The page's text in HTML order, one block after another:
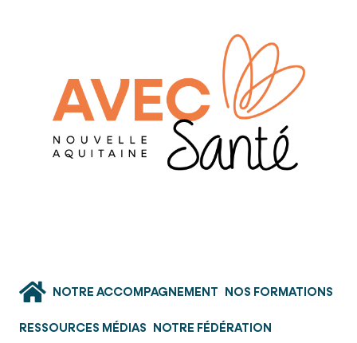
NOTRE ACCOMPAGNEMENT NOS FORMATIONS
RESSOURCES MÉDIAS NOTRE FÉDÉRATION